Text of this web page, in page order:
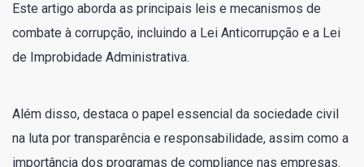
Este artigo aborda as principais leis e mecanismos de
combate à corrupção, incluindo a Lei Anticorrupção e a Lei
de Improbidade Administrativa.
Além disso, destaca o papel essencial da sociedade civil
na luta por transparência e responsabilidade, assim como a
importância dos programas de compliance nas empresas.